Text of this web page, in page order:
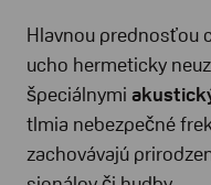
Hlavnou prednosťou
ucho hermeticky
špeciálnymi
tlmia nebezpečné
zachovávajú